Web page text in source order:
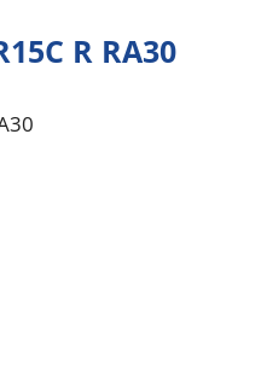
R RA30